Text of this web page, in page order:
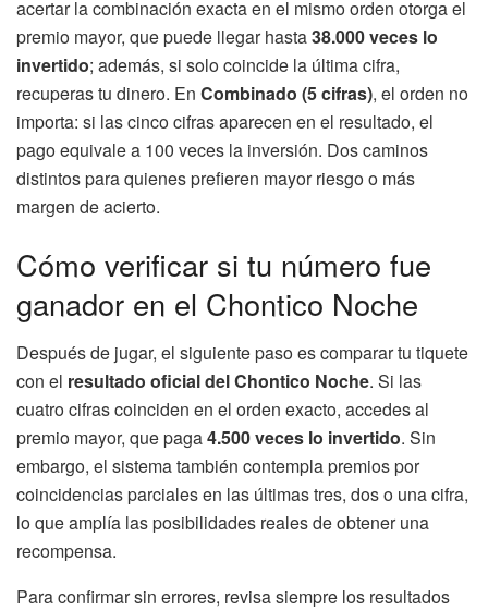
acertar la combinación exacta en el mismo orden otorga el
premio mayor, que puede llegar hasta38.000 veces lo
invertido; además, si solo coincide la última cifra,
recuperas tu dinero. En Combinado (5 cifras), el orden no
importa: si las cinco cifras aparecen en el resultado, el
pago equivale a 100 veces la inversión. Dos caminos
distintos para quienes prefieren mayor riesgo o más
margen de acierto.
Cómo verificar si tu número fue
ganador en el Chontico Noche
Después de jugar, el siguiente paso es comparar tu tiquete
con el resultado oficial del Chontico Noche. Si las
cuatro cifras coinciden en el orden exacto, accedes al
premio mayor, que paga4.500 veces lo invertido. Sin
embargo, el sistema también contempla premios por
coincidencias parciales en las últimas tres, dos o una cifra,
lo que amplía las posibilidades reales de obtener una
recompensa.
Para confirmar sin errores, revisa siempre los resultados